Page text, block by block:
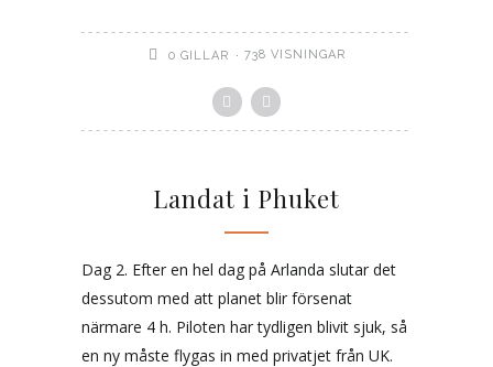
0 GILLAR 738 VISNINGAR
Landat i Phuket
Dag 2. Efter en hel dag på Arlanda slutar det
dessutom med att planet blir försenat
närmare 4 h. Piloten har tydligen blivit sjuk, så
en ny måste flygas in med privatjet från UK.